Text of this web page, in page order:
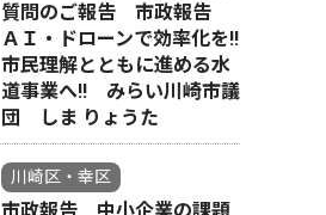
質問のご報告 市政報告
ＡＩ・ドローンで効率化を!!
市民理解とともに進める水
道事業へ!! みらい川崎市議
団 しま りょうた
川崎区・幸区